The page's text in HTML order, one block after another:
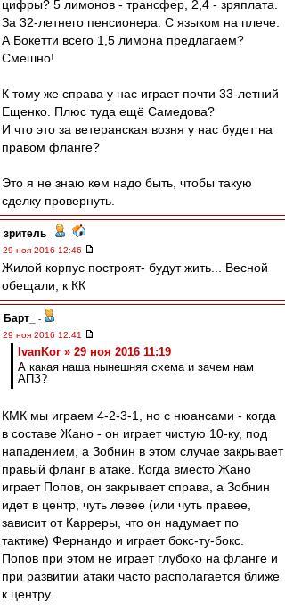
цифры? 5 лимонов - трансфер, 2,4 - зряплата.
За 32-летнего пенсионера. С языком на плече.
А Бокетти всего 1,5 лимона предлагаем?
Смешно!
К тому же справа у нас играет почти 33-летний
Ещенко. Плюс туда ещё Самедова?
И что это за ветеранская возня у нас будет на
правом фланге?
Это я не знаю кем надо быть, чтобы такую
сделку провернуть.
зpитель -
29 ноя 2016 12:46
Жилой корпус построят- будут жить... Весной
обещали, к КК
Барт_
-
29 ноя 2016 12:41
IvanKor » 29 ноя 2016 11:19
А какая наша нынешняя схема и зачем нам
АПЗ?
КМК мы играем 4-2-3-1, но с нюансами - когда
в составе Жано - он играет чистую 10-ку, под
нападением, а Зобнин в этом случае закрывает
правый фланг в атаке. Когда вместо Жано
играет Попов, он закрывает справа, а Зобнин
идет в центр, чуть левее (или чуть правее,
зависит от Карреры, что он надумает по
тактике) Фернандо и играет бокс-ту-бокс.
Попов при этом не играет глубоко на фланге и
при развитии атаки часто располагается ближе
к центру.